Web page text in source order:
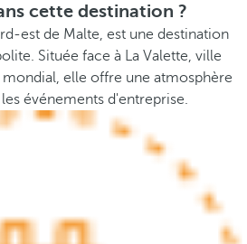
cette destination ?
est de Malte, est une destination
Située face à La Valette, ville
elle offre une atmosphère
événements d'entreprise.